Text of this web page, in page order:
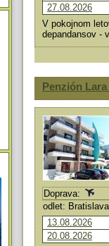
27.08.2026
V pokojnom
depandansov -
Penzión
Doprava:
odlet: Bratislava
13.08.2026
20.08.2026